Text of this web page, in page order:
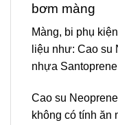
bơm màng
Màng, bi phụ
liệu như: Cao su
nhựa
Cao su
không có tính ăn